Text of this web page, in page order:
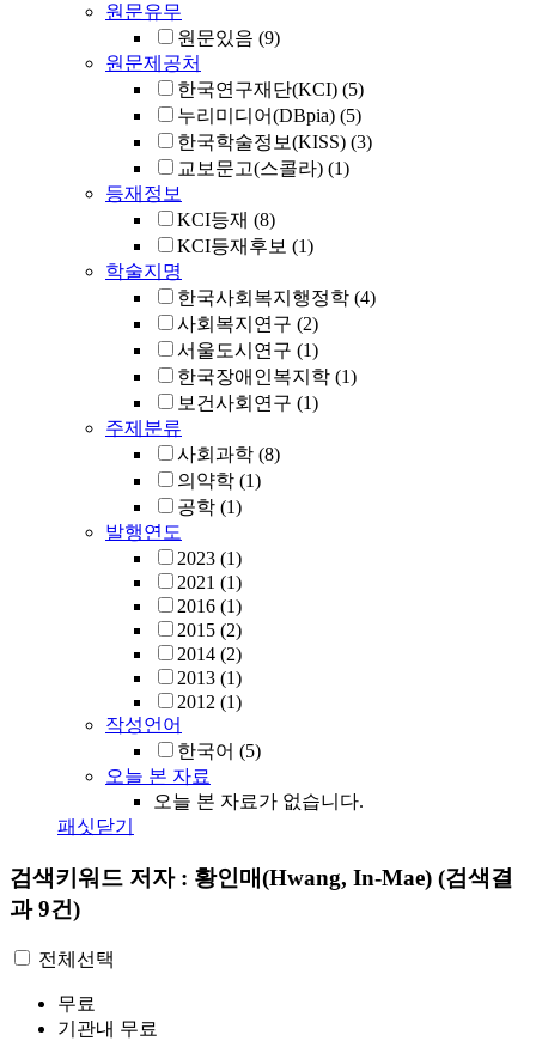
원문유무
원문있음 (9)
원문제공처
한국연구재단(KCI) (5)
누리미디어(DBpia) (5)
한국학술정보(KISS) (3)
교보문고(스콜라) (1)
등재정보
KCI등재 (8)
KCI등재후보 (1)
학술지명
한국사회복지행정학 (4)
사회복지연구 (2)
서울도시연구 (1)
한국장애인복지학 (1)
보건사회연구 (1)
주제분류
사회과학 (8)
의약학 (1)
공학 (1)
발행연도
2023 (1)
2021 (1)
2016 (1)
2015 (2)
2014 (2)
2013 (1)
2012 (1)
작성언어
한국어 (5)
오늘 본 자료
오늘 본 자료가 없습니다.
패싯닫기
검색키워드 저자 : 황인매(Hwang, In-Mae) (검색결
과 9건)
전체선택
무료
기관내 무료